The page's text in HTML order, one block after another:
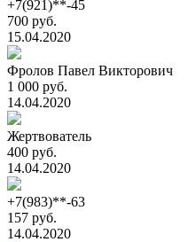
+7(921)**-45
700 руб.
15.04.2020
Фролов Павел Викторович
1 000 руб.
14.04.2020
Жертвователь
400 руб.
14.04.2020
+7(983)**-63
157 руб.
14.04.2020